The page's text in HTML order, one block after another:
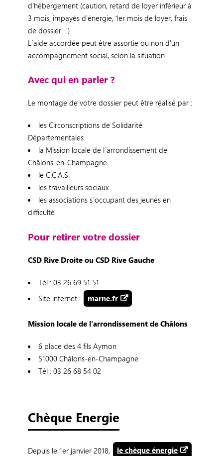
d'hébergement (caution, retard de loyer inférieur à
3 mois, impayés d'énergie, 1er mois de loyer, frais
de dossier ...)
L´aide accordée peut être assortie ou non d'un
accompagnement social, selon la situation.
Avec qui en parler ?
Le montage de votre dossier peut être réalisé par :
les Circonscriptions de Solidarité
Départementales
la Mission locale de l´arrondissement de
Châlons-en-Champagne
le C.C.A.S.
les travailleurs sociaux
les associations s´occupant des jeunes en
difficulté
Pour retirer votre dossier
CSD Rive Droite ou CSD Rive Gauche
Tél : 03 26 69 51 51
Site internet :
marne.fr
Mission locale de l'arrondissement de Châlons
6 place des 4 fils Aymon
51000 Châlons-en-Champagne
Tél : 03 26 68 54 02
Chèque Energie
Depuis le 1er janvier 2018,
le chèque énergie